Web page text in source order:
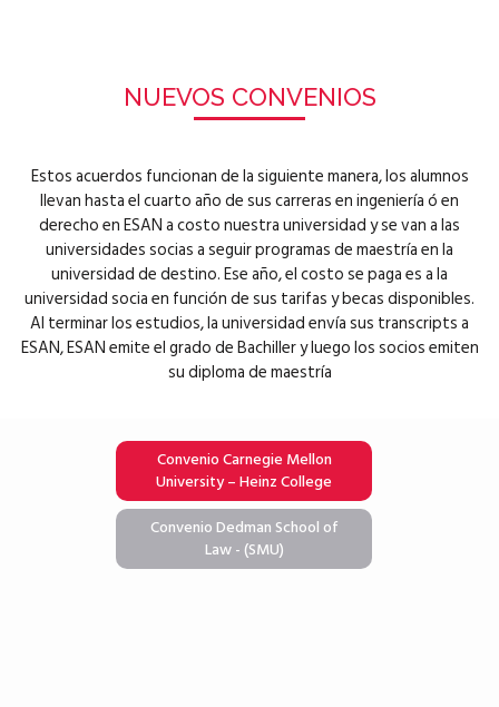
NUEVOS CONVENIOS
Estos acuerdos funcionan de la siguiente manera, los alumnos
llevan hasta el cuarto año de sus carreras en ingeniería ó en
derecho en ESAN a costo nuestra universidad y se van a las
universidades socias a seguir programas de maestría en la
universidad de destino. Ese año, el costo se paga es a la
universidad socia en función de sus tarifas y becas disponibles.
Al terminar los estudios, la universidad envía sus transcripts a
ESAN, ESAN emite el grado de Bachiller y luego los socios emiten
su diploma de maestría
Convenio Carnegie Mellon
University – Heinz College
Convenio Dedman School of
Law - (SMU)